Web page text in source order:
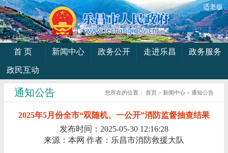
适老版
首 页 新闻中心 政务公开 走进乐昌
政务服务
政民互动
通知公告 您所在的位置：首页 > 新闻中心 >通知公告
2025年5月份全市“双随机、一公开”消防监督抽查结果
发布时间：2025-05-30 12:16:28
来源：本网 作者：乐昌市消防救援大队